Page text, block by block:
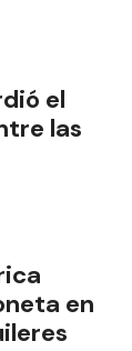
el
las
en